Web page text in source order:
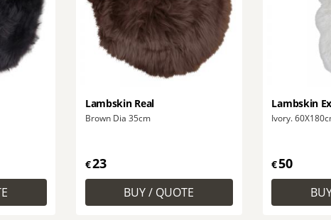
Lambskin Real
Brown Dia 35cm
€23
Lambskin
Ivory.
€50